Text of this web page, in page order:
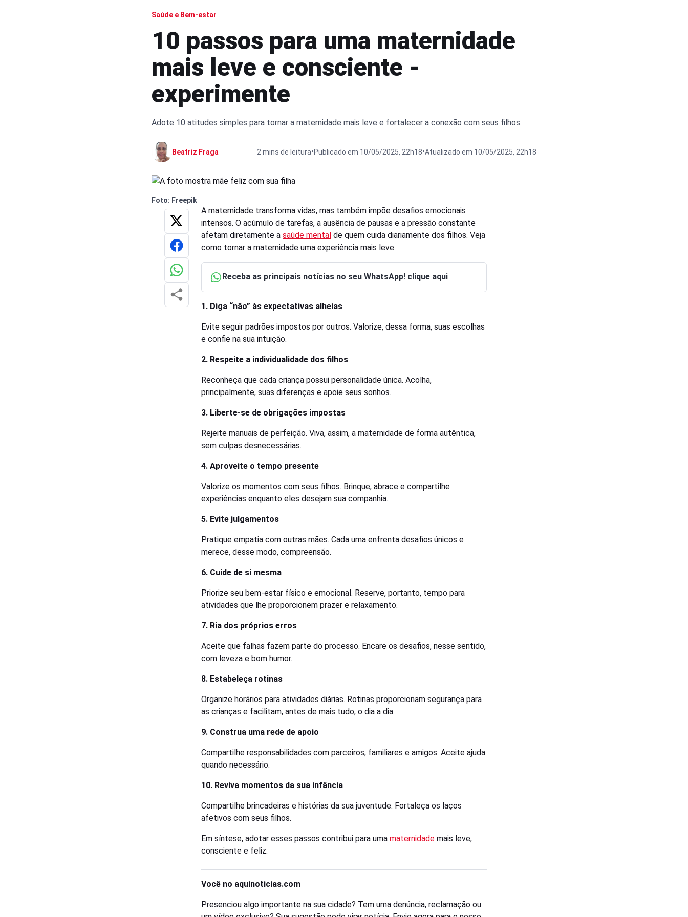
Saúde e Bem-estar
10 passos para uma maternidade
mais leve e consciente -
experimente
Adote 10 atitudes simples para tornar a maternidade mais leve e fortalecer a conexão com seus filhos.
Beatriz Fraga 2 mins de leitura•Publicado em 10/05/2025, 22h18•Atualizado em 10/05/2025, 22h18
Foto: Freepik
A maternidade transforma vidas, mas também impõe desafios emocionais
intensos. O acúmulo de tarefas, a ausência de pausas e a pressão constante
afetam diretamente a saúde mental de quem cuida diariamente dos filhos. Veja
como tornar a maternidade uma experiência mais leve:
Receba as principais notícias no seu WhatsApp! clique aqui
1. Diga “não” às expectativas alheias
Evite seguir padrões impostos por outros. Valorize, dessa forma, suas escolhas
e confie na sua intuição.
2. Respeite a individualidade dos filhos
Reconheça que cada criança possui personalidade única. Acolha,
principalmente, suas diferenças e apoie seus sonhos.
3. Liberte-se de obrigações impostas
Rejeite manuais de perfeição. Viva, assim, a maternidade de forma autêntica,
sem culpas desnecessárias.
4. Aproveite o tempo presente
Valorize os momentos com seus filhos. Brinque, abrace e compartilhe
experiências enquanto eles desejam sua companhia.
5. Evite julgamentos
Pratique empatia com outras mães. Cada uma enfrenta desafios únicos e
merece, desse modo, compreensão.
6. Cuide de si mesma
Priorize seu bem-estar físico e emocional. Reserve, portanto, tempo para
atividades que lhe proporcionem prazer e relaxamento.
7. Ria dos próprios erros
Aceite que falhas fazem parte do processo. Encare os desafios, nesse sentido,
com leveza e bom humor.
8. Estabeleça rotinas
Organize horários para atividades diárias. Rotinas proporcionam segurança para
as crianças e facilitam, antes de mais tudo, o dia a dia.
9. Construa uma rede de apoio
Compartilhe responsabilidades com parceiros, familiares e amigos. Aceite ajuda
quando necessário.
10. Reviva momentos da sua infância
Compartilhe brincadeiras e histórias da sua juventude. Fortaleça os laços
afetivos com seus filhos.
Em síntese, adotar esses passos contribui para uma maternidade mais leve,
consciente e feliz.
Você no aquinoticias.com
Presenciou algo importante na sua cidade? Tem uma denúncia, reclamação ou